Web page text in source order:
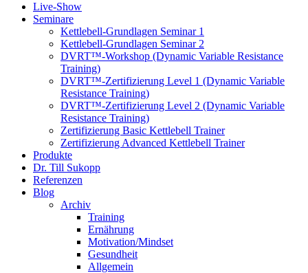
Live-Show
Seminare
Kettlebell-Grundlagen Seminar 1
Kettlebell-Grundlagen Seminar 2
DVRT™-Workshop (Dynamic Variable Resistance
Training)
DVRT™-Zertifizierung Level 1 (Dynamic Variable
Resistance Training)
DVRT™-Zertifizierung Level 2 (Dynamic Variable
Resistance Training)
Zertifizierung Basic Kettlebell Trainer
Zertifizierung Advanced Kettlebell Trainer
Produkte
Dr. Till Sukopp
Referenzen
Blog
Archiv
Training
Ernährung
Motivation/Mindset
Gesundheit
Allgemein